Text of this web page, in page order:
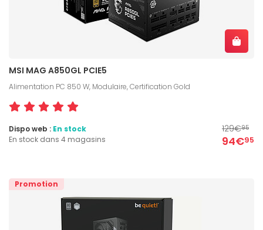
MSI MAG A850GL PCIE5
Alimentation PC 850 W, Modulaire, Certification Gold
129€95
94€95
Dispo web : En stock
En stock dans 4 magasins
Promotion